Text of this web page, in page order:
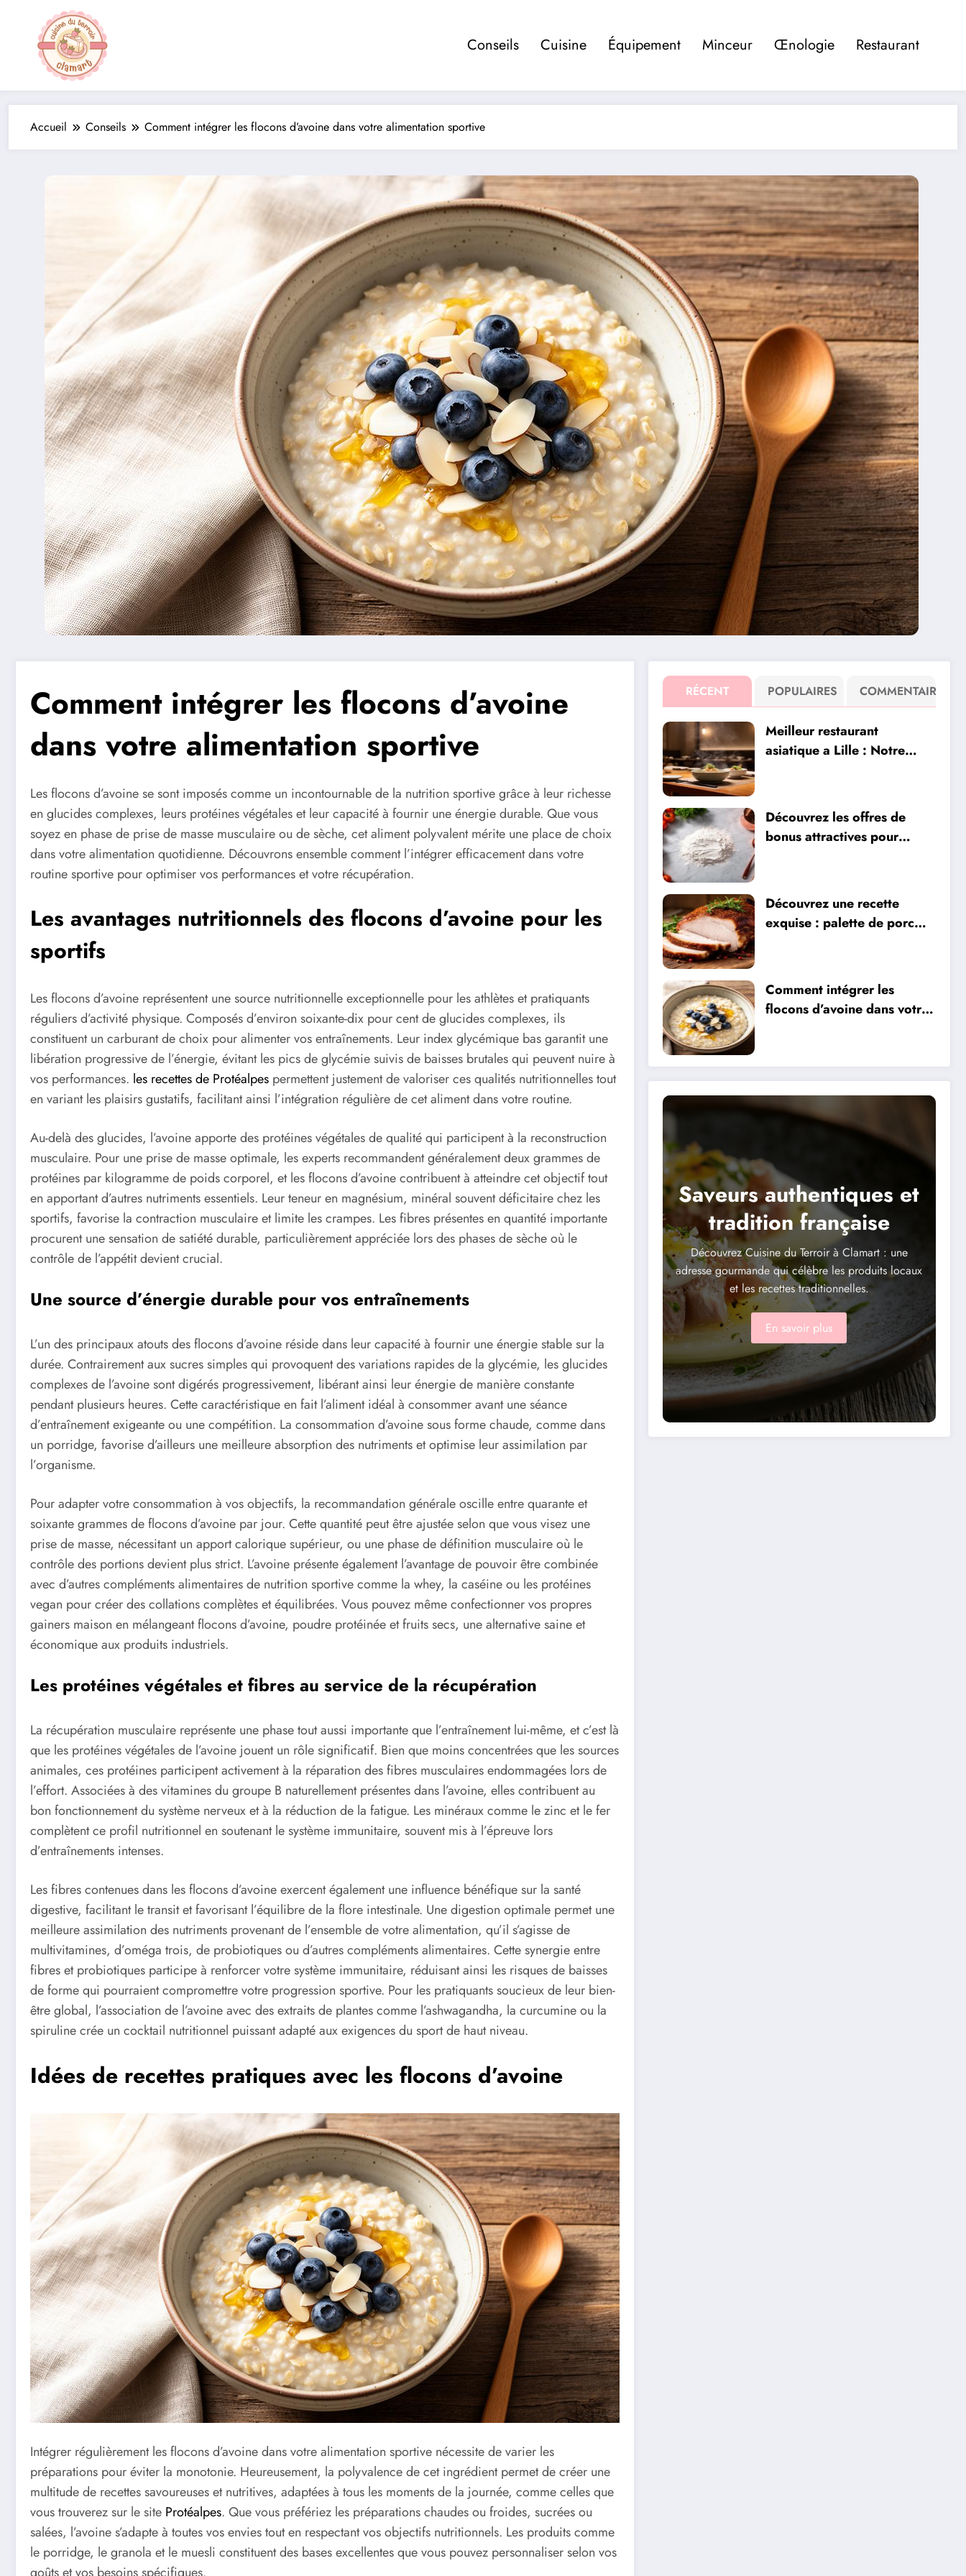
Conseils Cuisine Équipement Minceur Œnologie Restaurant
Accueil Conseils Comment intégrer les flocons d’avoine dans votre alimentation sportive
Comment intégrer les flocons d’avoine
dans votre alimentation sportive
Les flocons d’avoine se sont imposés comme un incontournable de la nutrition sportive grâce à leur richesse
en glucides complexes, leurs protéines végétales et leur capacité à fournir une énergie durable. Que vous
soyez en phase de prise de masse musculaire ou de sèche, cet aliment polyvalent mérite une place de choix
dans votre alimentation quotidienne. Découvrons ensemble comment l’intégrer efficacement dans votre
routine sportive pour optimiser vos performances et votre récupération.
Les avantages nutritionnels des flocons d’avoine pour les
sportifs
Les flocons d’avoine représentent une source nutritionnelle exceptionnelle pour les athlètes et pratiquants
réguliers d’activité physique. Composés d’environ soixante-dix pour cent de glucides complexes, ils
constituent un carburant de choix pour alimenter vos entraînements. Leur index glycémique bas garantit une
libération progressive de l’énergie, évitant les pics de glycémie suivis de baisses brutales qui peuvent nuire à
vos performances. les recettes de Protéalpes permettent justement de valoriser ces qualités nutritionnelles tout
en variant les plaisirs gustatifs, facilitant ainsi l’intégration régulière de cet aliment dans votre routine.
Au-delà des glucides, l’avoine apporte des protéines végétales de qualité qui participent à la reconstruction
musculaire. Pour une prise de masse optimale, les experts recommandent généralement deux grammes de
protéines par kilogramme de poids corporel, et les flocons d’avoine contribuent à atteindre cet objectif tout
en apportant d’autres nutriments essentiels. Leur teneur en magnésium, minéral souvent déficitaire chez les
sportifs, favorise la contraction musculaire et limite les crampes. Les fibres présentes en quantité importante
procurent une sensation de satiété durable, particulièrement appréciée lors des phases de sèche où le
contrôle de l’appétit devient crucial.
Une source d’énergie durable pour vos entraînements
L’un des principaux atouts des flocons d’avoine réside dans leur capacité à fournir une énergie stable sur la
durée. Contrairement aux sucres simples qui provoquent des variations rapides de la glycémie, les glucides
complexes de l’avoine sont digérés progressivement, libérant ainsi leur énergie de manière constante
pendant plusieurs heures. Cette caractéristique en fait l’aliment idéal à consommer avant une séance
d’entraînement exigeante ou une compétition. La consommation d’avoine sous forme chaude, comme dans
un porridge, favorise d’ailleurs une meilleure absorption des nutriments et optimise leur assimilation par
l’organisme.
Pour adapter votre consommation à vos objectifs, la recommandation générale oscille entre quarante et
soixante grammes de flocons d’avoine par jour. Cette quantité peut être ajustée selon que vous visez une
prise de masse, nécessitant un apport calorique supérieur, ou une phase de définition musculaire où le
contrôle des portions devient plus strict. L’avoine présente également l’avantage de pouvoir être combinée
avec d’autres compléments alimentaires de nutrition sportive comme la whey, la caséine ou les protéines
vegan pour créer des collations complètes et équilibrées. Vous pouvez même confectionner vos propres
gainers maison en mélangeant flocons d’avoine, poudre protéinée et fruits secs, une alternative saine et
économique aux produits industriels.
Les protéines végétales et fibres au service de la récupération
La récupération musculaire représente une phase tout aussi importante que l’entraînement lui-même, et c’est là
que les protéines végétales de l’avoine jouent un rôle significatif. Bien que moins concentrées que les sources
animales, ces protéines participent activement à la réparation des fibres musculaires endommagées lors de
l’effort. Associées à des vitamines du groupe B naturellement présentes dans l’avoine, elles contribuent au
bon fonctionnement du système nerveux et à la réduction de la fatigue. Les minéraux comme le zinc et le fer
complètent ce profil nutritionnel en soutenant le système immunitaire, souvent mis à l’épreuve lors
d’entraînements intenses.
Les fibres contenues dans les flocons d’avoine exercent également une influence bénéfique sur la santé
digestive, facilitant le transit et favorisant l’équilibre de la flore intestinale. Une digestion optimale permet une
meilleure assimilation des nutriments provenant de l’ensemble de votre alimentation, qu’il s’agisse de
multivitamines, d’oméga trois, de probiotiques ou d’autres compléments alimentaires. Cette synergie entre
fibres et probiotiques participe à renforcer votre système immunitaire, réduisant ainsi les risques de baisses
de forme qui pourraient compromettre votre progression sportive. Pour les pratiquants soucieux de leur bien-
être global, l’association de l’avoine avec des extraits de plantes comme l’ashwagandha, la curcumine ou la
spiruline crée un cocktail nutritionnel puissant adapté aux exigences du sport de haut niveau.
Idées de recettes pratiques avec les flocons d’avoine
Intégrer régulièrement les flocons d’avoine dans votre alimentation sportive nécessite de varier les
préparations pour éviter la monotonie. Heureusement, la polyvalence de cet ingrédient permet de créer une
multitude de recettes savoureuses et nutritives, adaptées à tous les moments de la journée, comme celles que
vous trouverez sur le site Protéalpes. Que vous préfériez les préparations chaudes ou froides, sucrées ou
salées, l’avoine s’adapte à toutes vos envies tout en respectant vos objectifs nutritionnels. Les produits comme
le porridge, le granola et le muesli constituent des bases excellentes que vous pouvez personnaliser selon vos
goûts et vos besoins spécifiques.
RÉCENT POPULAIRES COMMENTAIRE
Meilleur restaurant
asiatique a Lille : Notre
pour leur qualité
Découvrez les offres de
bonus attractives pour
Découvrez une recette
exquise : palette de porc
Comment intégrer les
flocons d’avoine dans votre
Saveurs authentiques et
tradition française
Découvrez Cuisine du Terroir à Clamart : une
adresse gourmande qui célèbre les produits locaux
et les recettes traditionnelles.
En savoir plus